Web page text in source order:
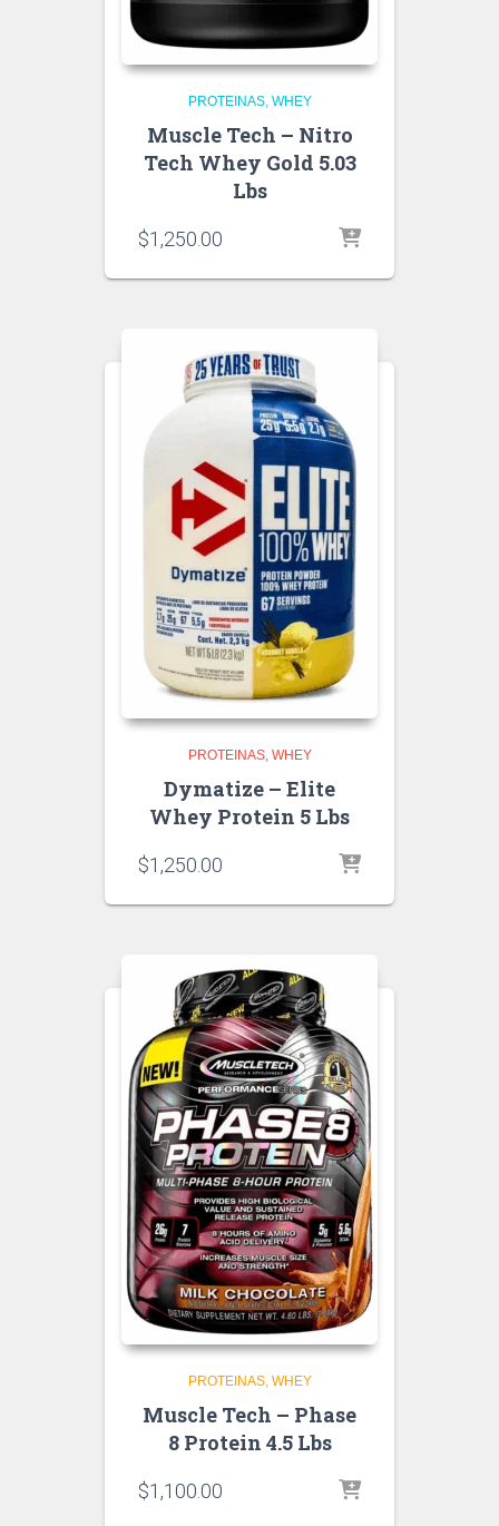
PROTEINAS WHEY
Muscle Tech – Nitro
Tech Whey Gold 5.03
Lbs
$1,250.00
PROTEINAS WHEY
Dymatize – Elite
Whey Protein 5 Lbs
$1,250.00
PROTEINAS WHEY
Muscle Tech – Phase
8 Protein 4.5 Lbs
$1,100.00